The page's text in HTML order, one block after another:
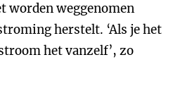
worden weggenomen
herstelt. ‘Als je het
het vanzelf’, zo